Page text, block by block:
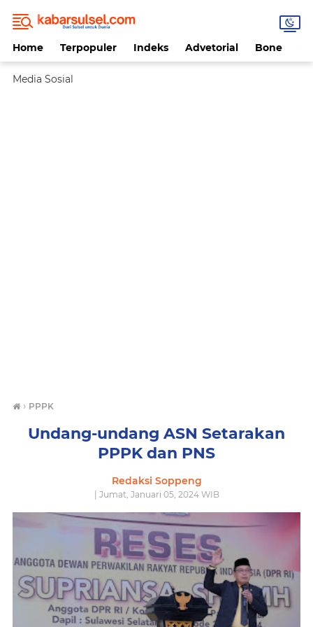
Home Terpopuler Indeks Advetorial Bone
Media Sosial
› PPPK
Undang-undang ASN Setarakan
PPPK dan PNS
Redaksi Soppeng
| Jumat, Januari 05, 2024 WIB